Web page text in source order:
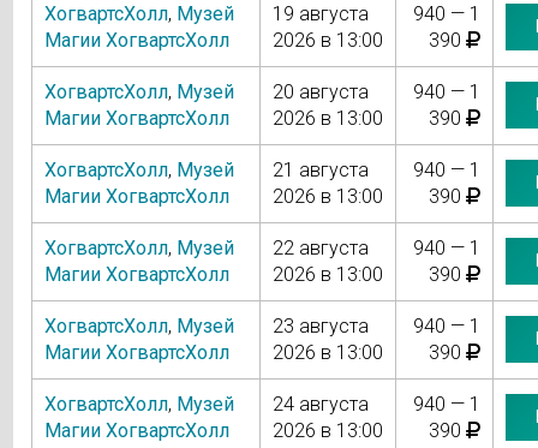
ХогвартсХолл, Музей
Магии ХогвартсХолл
19 августа
2026 в 13:00
940 — 1
390
ХогвартсХолл, Музей
Магии ХогвартсХолл
20 августа
2026 в 13:00
940 — 1
390
ХогвартсХолл, Музей
Магии ХогвартсХолл
21 августа
2026 в 13:00
940 — 1
390
ХогвартсХолл, Музей
Магии ХогвартсХолл
22 августа
2026 в 13:00
940 — 1
390
ХогвартсХолл, Музей
Магии ХогвартсХолл
23 августа
2026 в 13:00
940 — 1
390
ХогвартсХолл, Музей
Магии ХогвартсХолл
24 августа
2026 в 13:00
940 — 1
390